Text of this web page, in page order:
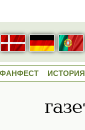
ФАНФЕСТ ИСТОРИЯ